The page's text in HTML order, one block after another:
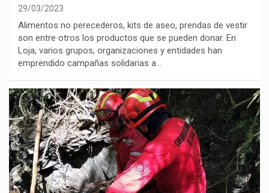
29/03/2023
Alimentos no perecederos, kits de aseo, prendas de vestir
son entre otros los productos que se pueden donar. En
Loja, varios grupos, organizaciones y entidades han
emprendido campañas solidarias a…